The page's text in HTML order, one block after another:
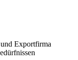
Exportfirma